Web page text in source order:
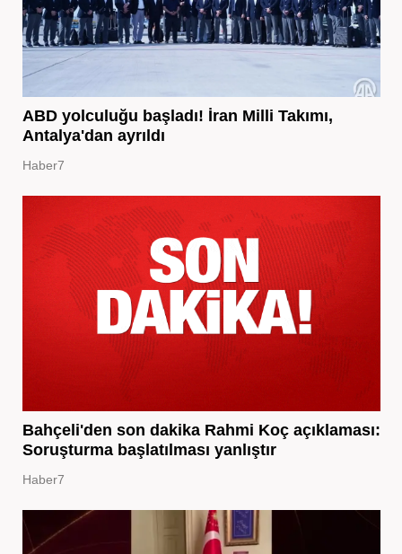
ABD yolculuğu başladı! İran Milli Takımı,
Antalya'dan ayrıldı
Haber7
Bahçeli'den son dakika Rahmi Koç açıklaması:
Soruşturma başlatılması yanlıştır
Haber7